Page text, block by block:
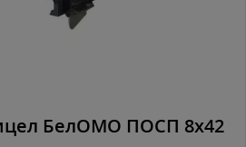
БелОМО ПОСП 8х42